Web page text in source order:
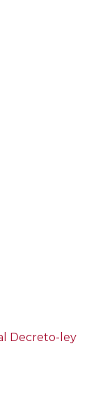
Decreto-ley